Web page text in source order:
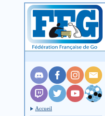
Accueil